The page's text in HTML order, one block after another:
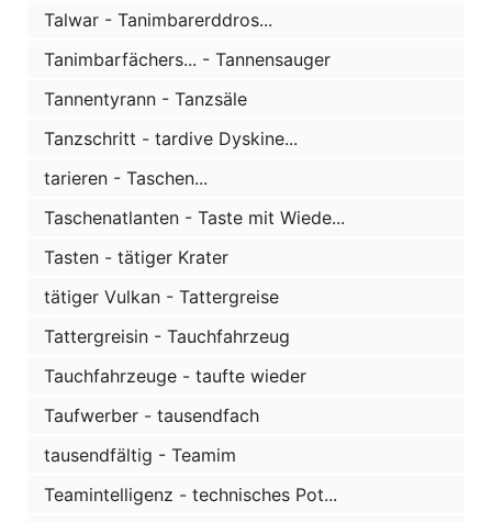
Talwar - Tanimbarerddros...
Tanimbarfächers... - Tannensauger
Tannentyrann - Tanzsäle
Tanzschritt - tardive Dyskine...
tarieren - Taschen...
Taschenatlanten - Taste mit Wiede...
Tasten - tätiger Krater
tätiger Vulkan - Tattergreise
Tattergreisin - Tauchfahrzeug
Tauchfahrzeuge - taufte wieder
Taufwerber - tausendfach
tausendfältig - Teamim
Teamintelligenz - technisches Pot...